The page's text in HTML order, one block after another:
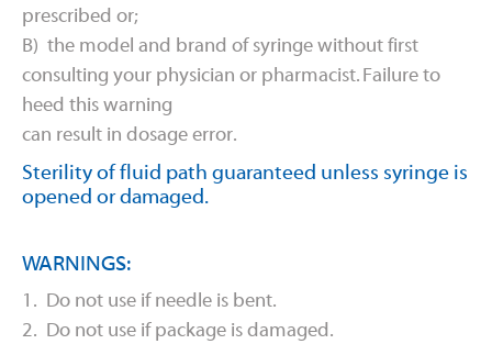
prescribed or;
B) the model and brand of syringe without first
consulting your physician or pharmacist. Failure to
heed this warning
can result in dosage error.
Sterility of fluid path guaranteed unless syringe is
opened or damaged.
WARNINGS:
1. Do not use if needle is bent.
2. Do not use if package is damaged.